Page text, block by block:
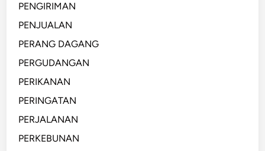
PENGIRIMAN
PENJUALAN
PERANG DAGANG
PERGUDANGAN
PERIKANAN
PERINGATAN
PERJALANAN
PERKEBUNAN